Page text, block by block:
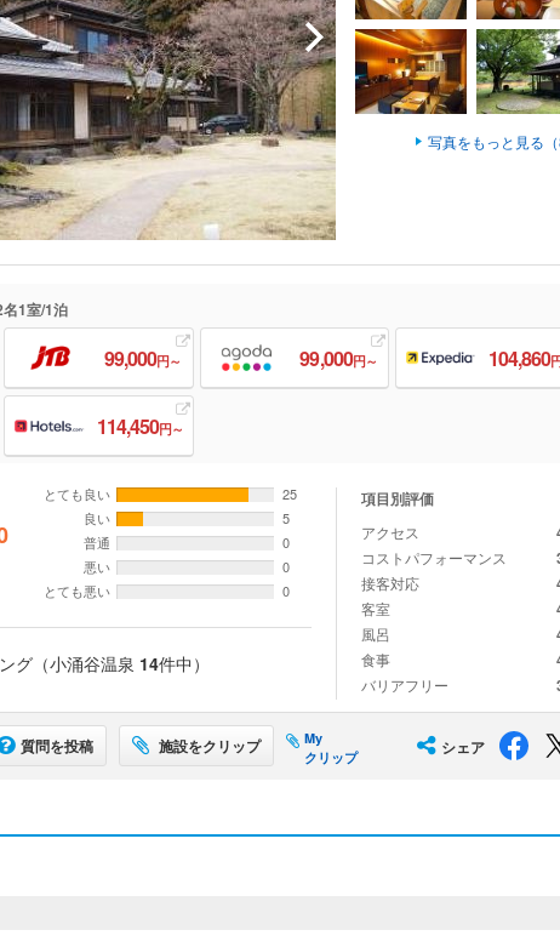
写真をもっと見る（
1室/1泊
99,000円～ 99,000円～ 104,860
114,450円～
とても良い
25
良い
5
普通
0
悪い
0
とても悪い
0
グ（小涌谷温泉 14件中）
項目別評価
アクセス
コストパフォーマンス
接客対応
客室
風呂
食事
バリアフリー
質問を投稿 施設をクリップ
My
クリップ
シェア